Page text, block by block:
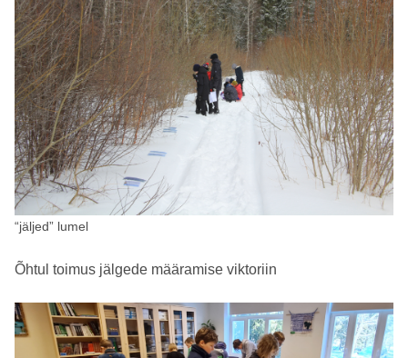
“jäljed” lumel
Õhtul toimus jälgede määramise viktoriin